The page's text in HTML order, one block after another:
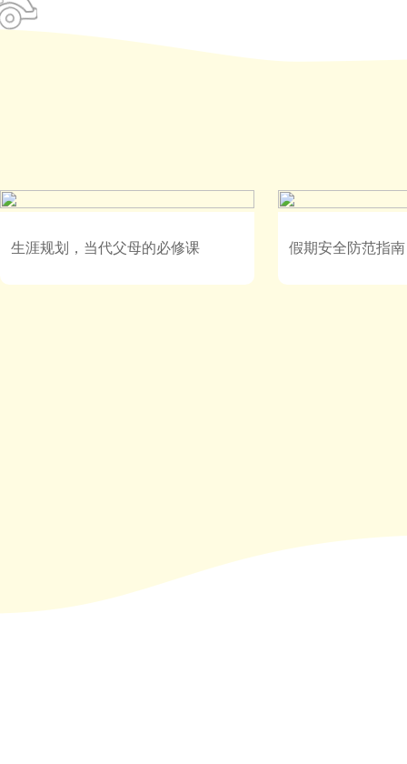
生涯规划，当代父母的必修课 假期安全防范指南